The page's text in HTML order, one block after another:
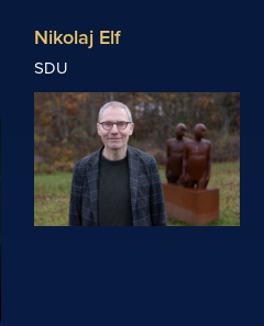
Nikolaj Elf
SDU